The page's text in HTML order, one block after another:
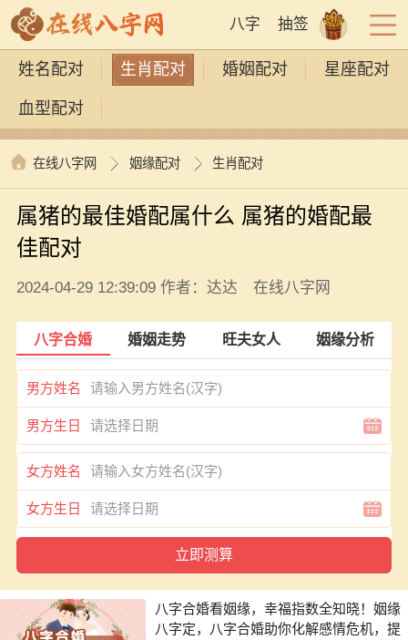
八字 抽签
姓名配对 生肖配对 婚姻配对 星座配对
血型配对
在线八字网 姻缘配对 生肖配对
属猪的最佳婚配属什么 属猪的婚配最
佳配对
2024-04-29 12:39:09 作者：达达 在线八字网
八字合婚 婚姻走势 旺夫女人 姻缘分析
男方姓名
男方生日
女方姓名
女方生日
八字合婚看姻缘，幸福指数全知晓！姻缘
八字定，八字合婚助你化解感情危机，提